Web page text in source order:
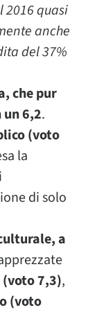
quasi
anche
del 37%
che pur
6,2.
(voto
la
di solo
a
7,3),
(voto